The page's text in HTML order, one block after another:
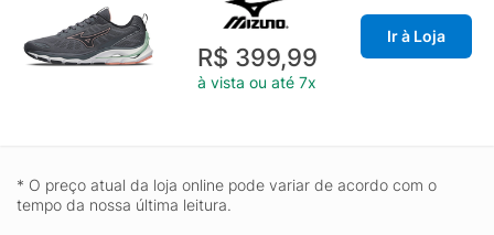
R$ 399,99
à vista ou até 7x
Ir à Loja
* O preço atual da loja online pode variar de acordo com o
tempo da nossa última leitura.